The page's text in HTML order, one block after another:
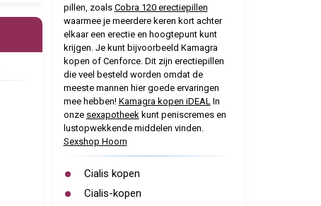
pillen, zoals Cobra 120 erectiepillen
waarmee je meerdere keren kort achter
elkaar een erectie en hoogtepunt kunt
krijgen. Je kunt bijvoorbeeld Kamagra
kopen of Cenforce. Dit zijn erectiepillen
die veel besteld worden omdat de
meeste mannen hier goede ervaringen
mee hebben! Kamagra kopen iDEALIn
onze sexapotheekkunt peniscremes en
lustopwekkende middelen vinden.
Sexshop Hoorn
Cialis kopen
Cialis-kopen